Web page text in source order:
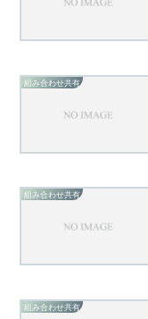
組み合わせ共有
組み合わせ共有
組み合わせ共有